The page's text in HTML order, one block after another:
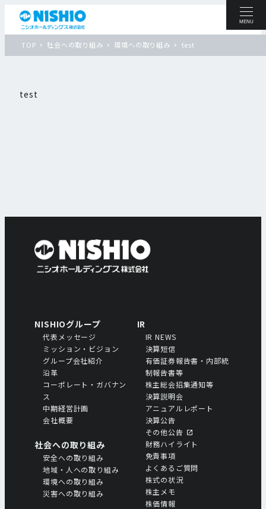
MENU
TOP 社会への取り組み 環境への取り組み test
test
NISHIOグループ
代表メッセージ
ミッション・ビジョン
グループ会社紹介
沿革
コーポレート・ガバナン
ス
中期経営計画
会社概要
社会への取り組み
安全への取り組み
地域・人への取り組み
環境への取り組み
災害への取り組み
IR
IR NEWS
決算短信
有価証券報告書・内部統
制報告書等
株主総会招集通知等
決算説明会
アニュアルレポート
決算公告
その他公告
財務ハイライト
免責事項
よくあるご質問
株式の状況
株主メモ
株価情報